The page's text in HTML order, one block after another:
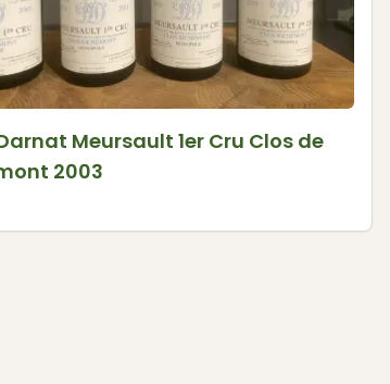
Meursault 1er Cru Clos de
2003